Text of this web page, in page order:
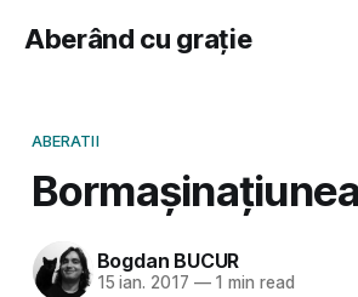
Aberând cu grație
ABERATII
Bormașinațiunea
Bogdan BUCUR
15 ian. 2017 —1 min read